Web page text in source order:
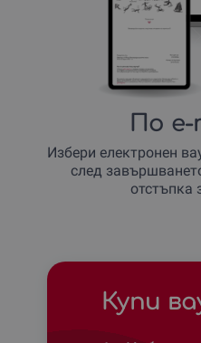
По e-
Избери електронен
след
отстъпка
Купи